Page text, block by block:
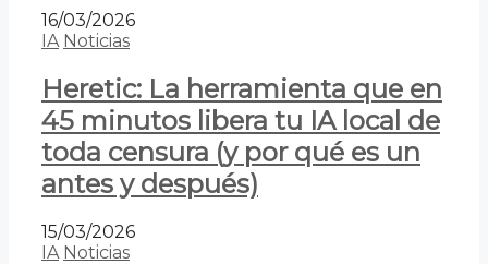
16/03/2026
IA Noticias
Heretic: La herramienta que en
45 minutos libera tu IA local de
toda censura (y por qué es un
antes y después)
15/03/2026
IA Noticias